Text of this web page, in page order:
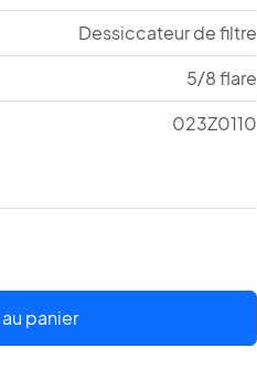
Dessiccateur de filtre
5/8 flare
023Z0110
panier